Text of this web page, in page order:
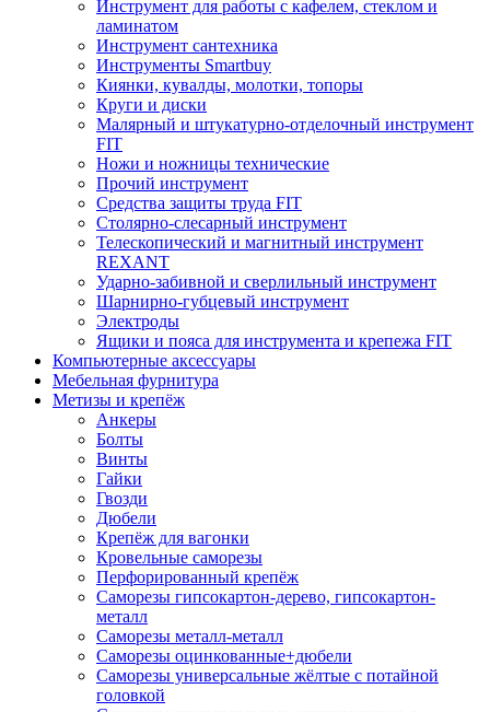
Инструмент для работы с кафелем, стеклом и
ламинатом
Инструмент сантехника
Инструменты Smartbuy
Киянки, кувалды, молотки, топоры
Круги и диски
Малярный и штукатурно-отделочный инструмент
FIT
Ножи и ножницы технические
Прочий инструмент
Средства защиты труда FIT
Столярно-слесарный инструмент
Телескопический и магнитный инструмент
REXANT
Ударно-забивной и сверлильный инструмент
Шарнирно-губцевый инструмент
Электроды
Ящики и пояса для инструмента и крепежа FIT
Компьютерные аксессуары
Мебельная фурнитура
Метизы и крепёж
Анкеры
Болты
Винты
Гайки
Гвозди
Дюбели
Крепёж для вагонки
Кровельные саморезы
Перфорированный крепёж
Саморезы гипсокартон-дерево, гипсокартон-
металл
Саморезы металл-металл
Саморезы оцинкованные+дюбели
Саморезы универсальные жёлтые с потайной
головкой